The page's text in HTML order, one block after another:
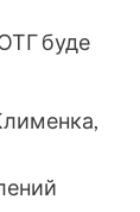
буде